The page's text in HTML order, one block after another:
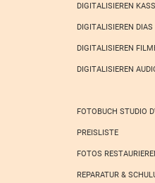
DIGITALISIEREN
DIGITALISIEREN DIAS
DIGITALISIEREN
DIGITALISIEREN
FOTOBUCH STUDIO
PREISLISTE
FOTOS
REPARATUR &